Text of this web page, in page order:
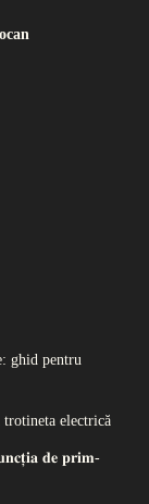
ghid pentru
electrică
𝐝𝐞 𝐩𝐫𝐢𝐦-